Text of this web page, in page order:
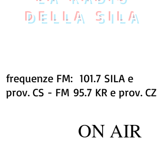
DELLA SILA
frequenze FM: 101.7 SILA e
prov. CS - FM 95.7 KR e prov. CZ
ON AIR